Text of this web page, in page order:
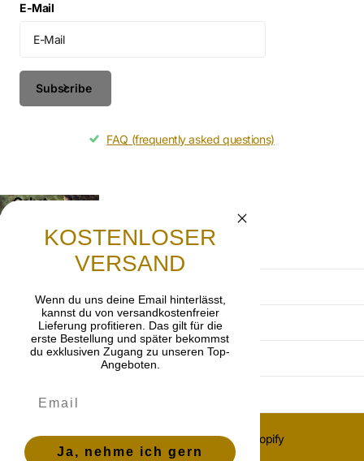
E-Mail
Subscribe
FAQ (frequently asked questions)
Gebet
Lasst uns beten, dass die frohe Botschaft von
Jesus Christus weitergetragen wird.
Datenschutzerklärung
Impressum
Widerrufsbelehrung
©2026OnlyGrace, Powered by Shopify
KOSTENLOSER
VERSAND
Wenn du uns deine Email hinterlässt,
kannst du von versandkostenfreier
Lieferung profitieren. Das gilt für die
erste Bestellung und später bekommst
du exklusiven Zugang zu unseren Top-
Angeboten.
Ja, nehme ich gern